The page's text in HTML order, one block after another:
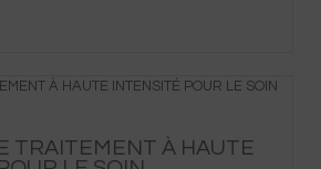
TRAITEMENT À HAUTE